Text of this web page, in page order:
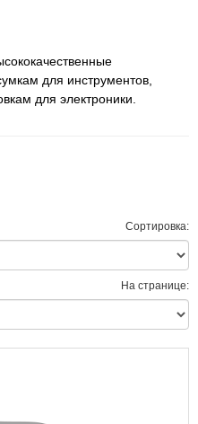
для инструментов,
для электроники.
Сортировка:
На странице: